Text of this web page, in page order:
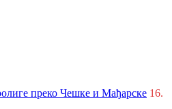
преко Чешке и Мађарске 16.